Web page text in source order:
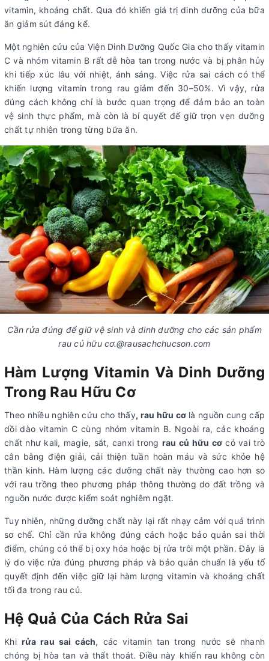
vitamin, khoáng chất. Qua đó khiến giá trị dinh dưỡng của bữa
ăn giảm sút đáng kể.
Một nghiên cứu của Viện Dinh Dưỡng Quốc Gia cho thấy vitamin
C và nhóm vitamin B rất dễ hòa tan trong nước và bị phân hủy
khi tiếp xúc lâu với nhiệt, ánh sáng. Việc rửa sai cách có thể
khiến lượng vitamin trong rau giảm đến 30–50%. Vì vậy, rửa
đúng cách không chỉ là bước quan trọng để đảm bảo an toàn
vệ sinh thực phẩm, mà còn là bí quyết để giữ trọn vẹn dưỡng
chất tự nhiên trong từng bữa ăn.
Cần rửa đúng để giữ vệ sinh và dinh dưỡng cho các sản phẩm
rau củ hữu cơ.@rausachchucson.com
Hàm Lượng Vitamin Và Dinh Dưỡng
Trong Rau Hữu Cơ
Theo nhiều nghiên cứu cho thấy, rau hữu cơ là nguồn cung cấp
dồi dào vitamin C cùng nhóm vitamin B. Ngoài ra, các khoáng
chất như kali, magie, sắt, canxi trong rau củ hữu cơ có vai trò
cân bằng điện giải, cải thiện tuần hoàn máu và sức khỏe hệ
thần kinh. Hàm lượng các dưỡng chất này thường cao hơn so
với rau trồng theo phương pháp thông thường do đất trồng và
nguồn nước được kiểm soát nghiêm ngặt.
Tuy nhiên, những dưỡng chất này lại rất nhạy cảm với quá trình
sơ chế. Chỉ cần rửa không đúng cách hoặc bảo quản sai thời
điểm, chúng có thể bị oxy hóa hoặc bị rửa trôi một phần. Đây là
lý do việc rửa đúng phương pháp và bảo quản chuẩn là yếu tố
quyết định đến việc giữ lại hàm lượng vitamin và khoáng chất
tối đa trong rau củ.
Hệ Quả Của Cách Rửa Sai
Khi rửa rau sai cách, các vitamin tan trong nước sẽ nhanh
chóng bị hòa tan và thất thoát. Điều này khiến rau không còn